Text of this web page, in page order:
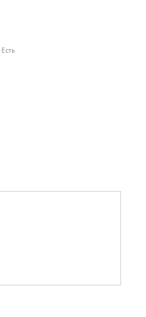
Есть